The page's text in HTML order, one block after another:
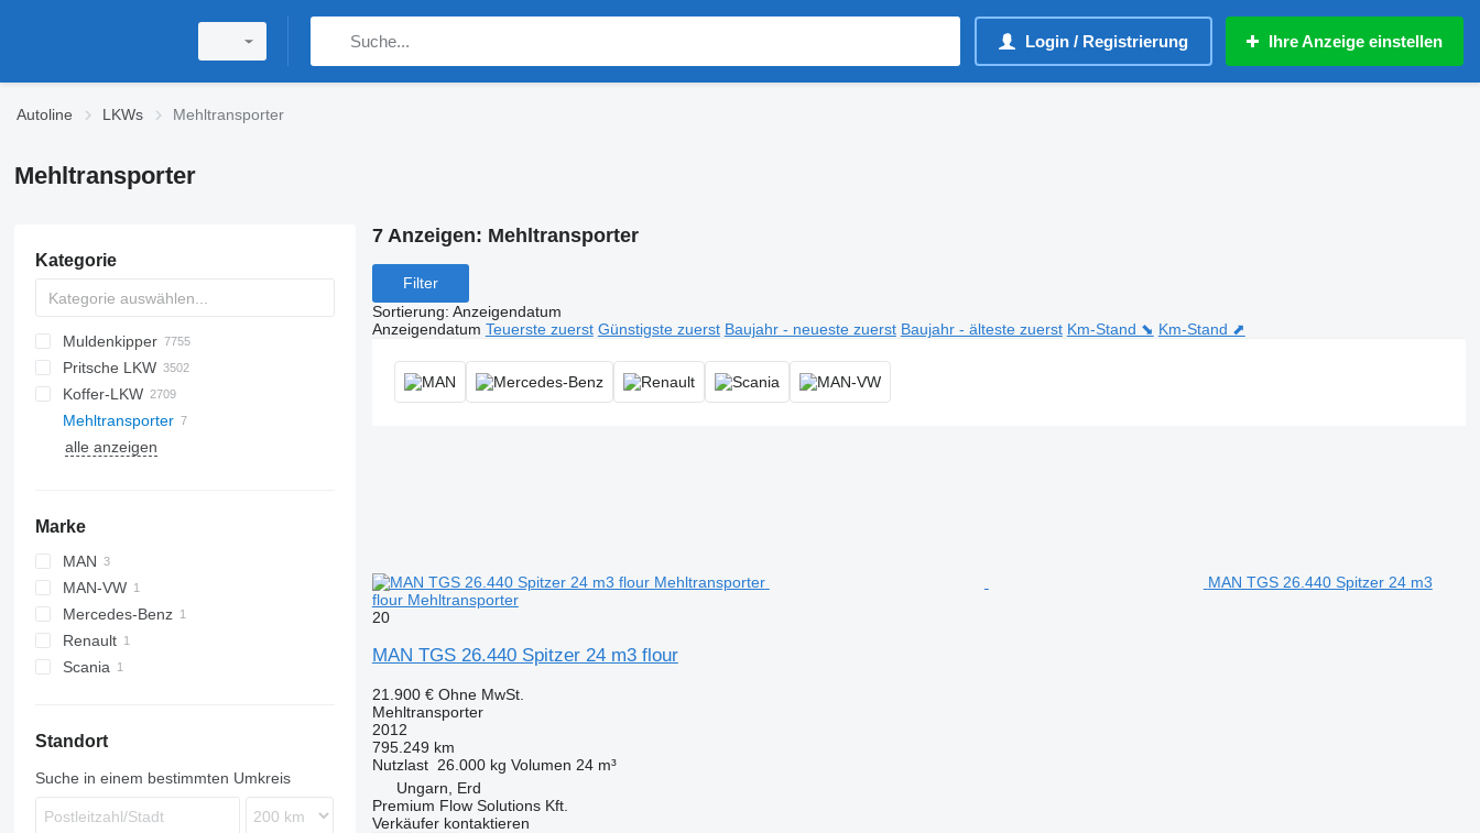
Login / Registrierung Ihre Anzeige einstellen
Autoline LKWs Mehltransporter
Mehltransporter
Kategorie
Muldenkipper
Pritsche LKW
Koffer-LKW
Mehltransporter
alle anzeigen
Marke
MAN
TGS
MAN-VW
Mercedes-Benz
Renault
Premium
Scania
Standort
Suche in einem bestimmten Umkreis
7 Anzeigen: Mehltransporter
Filter
Sortierung: Anzeigendatum
Anzeigendatum Teuerste zuerst Günstigste zuerst Baujahr - neueste zuerst Baujahr - älteste zuerst Km-Stand ⬊ Km-Stand ⬈
MAN TGS 26.440 Spitzer 24 m3
flour Mehltransporter
20
MAN TGS 26.440 Spitzer 24 m3 flour
21.900 € Ohne MwSt.
Mehltransporter
2012
795.249 km
Nutzlast 26.000 kg Volumen 24 m³
Ungarn, Erd
Premium Flow Solutions Kft.
Verkäufer kontaktieren